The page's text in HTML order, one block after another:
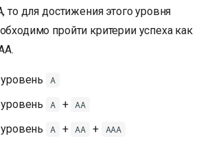
то для достижения этого уровня
пройти критерии успеха как
A
A + AA
A + AA + AAA